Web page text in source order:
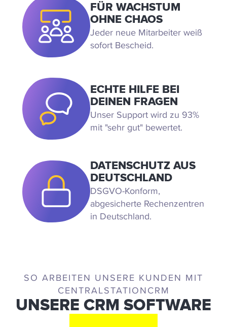
FÜR WACHSTUM
OHNE CHAOS
Jeder neue Mitarbeiter weiß
sofort Bescheid.
ECHTE HILFE BEI
DEINEN FRAGEN
Unser Support wird zu 93%
mit "sehr gut" bewertet.
DATENSCHUTZ AUS
DEUTSCHLAND
DSGVO-Konform,
abgesicherte Rechenzentren
in Deutschland.
SO ARBEITEN UNSERE KUNDEN MIT
CENTRALSTATIONCRM
UNSERE CRM SOFTWARE